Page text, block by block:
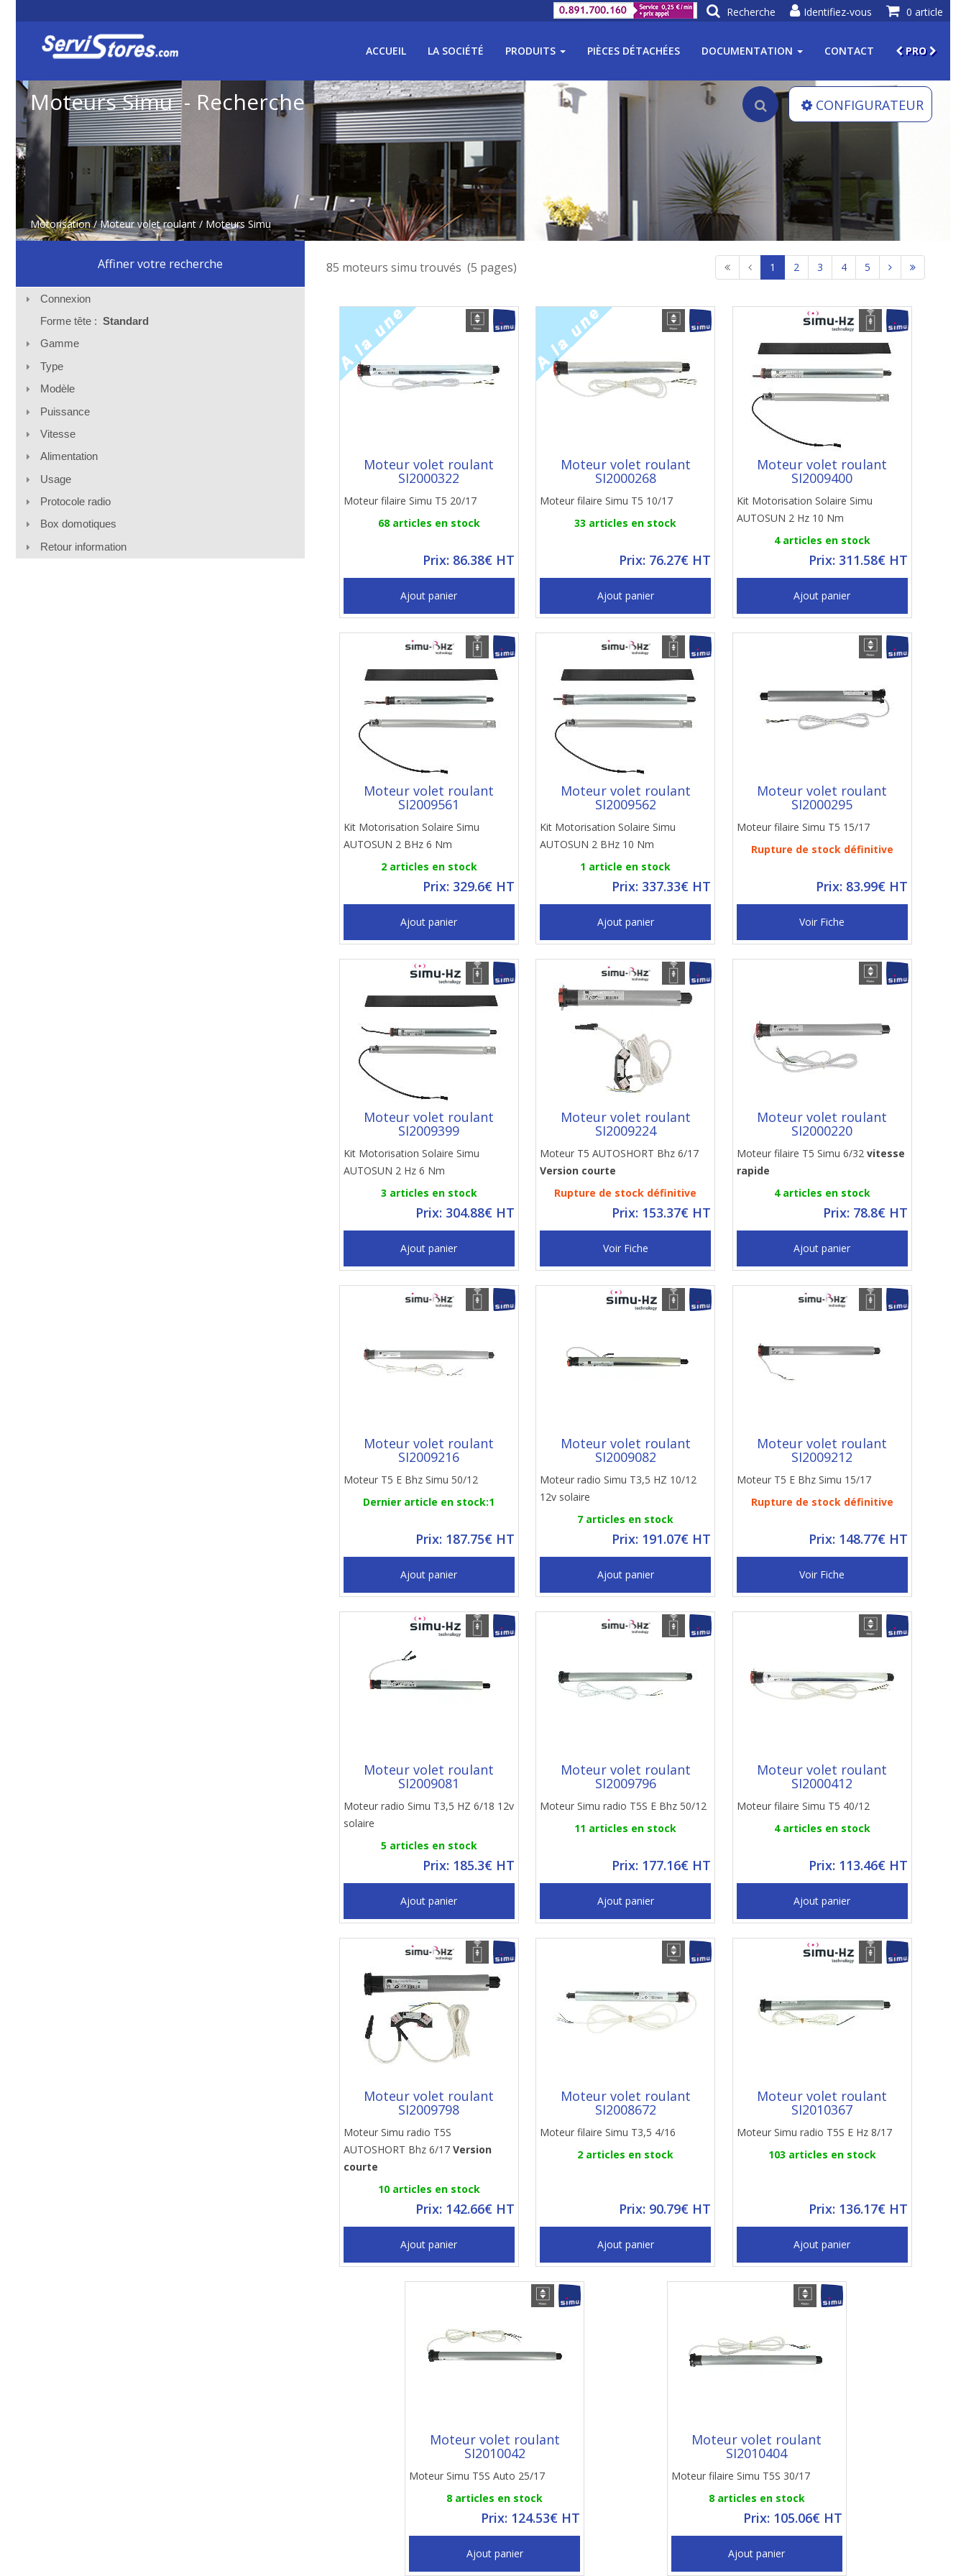
0 article
Identifiez-vous
Recherche
ACCUEIL LA SOCIÉTÉ PRODUITS PIÈCES DÉTACHÉES DOCUMENTATION CONTACT PRO
Moteurs Simu - Recherche
Motorisation /Moteur volet roulant / Moteurs Simu
CONFIGURATEUR
Affiner votre recherche
Connexion
Forme tête : Standard
Gamme
Type
Modèle
Puissance
Vitesse
Alimentation
Usage
Protocole radio
Box domotiques
Retour information
85 moteurs simu trouvés (5 pages) 1 2 3 4 5
Moteur volet roulant
SI2000322
Moteur filaire Simu T5 20/17
68 articles en stock
Prix: 86.38€ HT
Ajout panier
Moteur volet roulant
SI2000268
Moteur filaire Simu T5 10/17
33 articles en stock
Prix: 76.27€ HT
Ajout panier
Moteur volet roulant
SI2009400
Kit Motorisation Solaire Simu
AUTOSUN 2 Hz 10 Nm
4 articles en stock
Prix: 311.58€ HT
Ajout panier
Moteur volet roulant
SI2009561
Kit Motorisation Solaire Simu
AUTOSUN 2 BHz 6 Nm
2 articles en stock
Prix: 329.6€ HT
Ajout panier
Moteur volet roulant
SI2009562
Kit Motorisation Solaire Simu
AUTOSUN 2 BHz 10 Nm
1 article en stock
Prix: 337.33€ HT
Ajout panier
Moteur volet roulant
SI2000295
Moteur filaire Simu T5 15/17
Rupture de stock définitive
Prix: 83.99€ HT
Voir Fiche
Moteur volet roulant
SI2009399
Kit Motorisation Solaire Simu
AUTOSUN 2 Hz 6 Nm
3 articles en stock
Prix: 304.88€ HT
Ajout panier
Moteur volet roulant
SI2009224
Moteur T5 AUTOSHORT Bhz 6/17
Version courte
Rupture de stock définitive
Prix: 153.37€ HT
Voir Fiche
Moteur volet roulant
SI2000220
Moteur filaire T5 Simu 6/32 vitesse
rapide
4 articles en stock
Prix: 78.8€ HT
Ajout panier
Moteur volet roulant
SI2009216
Moteur T5 E Bhz Simu 50/12
Dernier article en stock:1
Prix: 187.75€ HT
Ajout panier
Moteur volet roulant
SI2009082
Moteur radio Simu T3,5 HZ 10/12
12v solaire
7 articles en stock
Prix: 191.07€ HT
Ajout panier
Moteur volet roulant
SI2009212
Moteur T5 E Bhz Simu 15/17
Rupture de stock définitive
Prix: 148.77€ HT
Voir Fiche
Moteur volet roulant
SI2009081
Moteur radio Simu T3,5 HZ 6/18 12v
solaire
5 articles en stock
Prix: 185.3€ HT
Ajout panier
Moteur volet roulant
SI2009796
Moteur Simu radio T5S E Bhz 50/12
11 articles en stock
Prix: 177.16€ HT
Ajout panier
Moteur volet roulant
SI2000412
Moteur filaire Simu T5 40/12
4 articles en stock
Prix: 113.46€ HT
Ajout panier
Moteur volet roulant
SI2009798
Moteur Simu radio T5S
AUTOSHORT Bhz 6/17 Version
courte
10 articles en stock
Prix: 142.66€ HT
Ajout panier
Moteur volet roulant
SI2008672
Moteur filaire Simu T3,5 4/16
2 articles en stock
Prix: 90.79€ HT
Ajout panier
Moteur volet roulant
SI2010367
Moteur Simu radio T5S E Hz 8/17
103 articles en stock
Prix: 136.17€ HT
Ajout panier
Moteur volet roulant
SI2010042
Moteur Simu T5S Auto 25/17
8 articles en stock
Prix: 124.53€ HT
Ajout panier
Moteur volet roulant
SI2010404
Moteur filaire Simu T5S 30/17
8 articles en stock
Prix: 105.06€ HT
Ajout panier